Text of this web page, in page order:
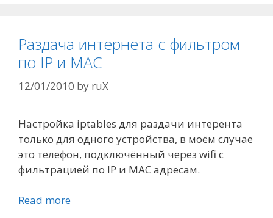
Раздача интернета с фильтром
по IP и MAC
12/01/2010 by ruX
Настройка iptables для раздачи интерента
только для одного устройства, в моём случае
это телефон, подключённый через wifi с
фильтрацией по IP и MAC адресам.
Read more